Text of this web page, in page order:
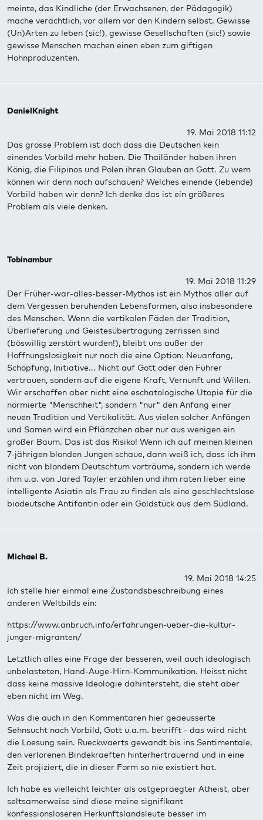
meinte, das Kindliche (der Erwachsenen, der Pädagogik)
mache verächtlich, vor allem vor den Kindern selbst. Gewisse
(Un)Arten zu leben (sic!), gewisse Gesellschaften (sic!) sowie
gewisse Menschen machen einen eben zum giftigen
Hohnproduzenten.
DanielKnight
19. Mai 2018 11:12
Das grosse Problem ist doch dass die Deutschen kein
einendes Vorbild mehr haben. Die Thailänder haben ihren
König, die Filipinos und Polen ihren Glauben an Gott. Zu wem
können wir denn noch aufschauen? Welches einende (lebende)
Vorbild haben wir denn? Ich denke das ist ein größeres
Problem als viele denken.
Tobinambur
19. Mai 2018 11:29
Der Früher-war-alles-besser-Mythos ist ein Mythos aller auf
dem Vergessen beruhenden Lebensformen, also insbesondere
des Menschen. Wenn die vertikalen Fäden der Tradition,
Überlieferung und Geistesübertragung zerrissen sind
(böswillig zerstört wurden!), bleibt uns außer der
Hoffnungslosigkeit nur noch die eine Option: Neuanfang,
Schöpfung, Initiative... Nicht auf Gott oder den Führer
vertrauen, sondern auf die eigene Kraft, Vernunft und Willen.
Wir erschaffen aber nicht eine eschatologische Utopie für die
normierte "Menschheit", sondern "nur" den Anfang einer
neuen Tradition und Vertikalität. Aus vielen solcher Anfängen
und Samen wird ein Pflänzchen aber nur aus wenigen ein
großer Baum. Das ist das Risiko! Wenn ich auf meinen kleinen
7-jährigen blonden Jungen schaue, dann weiß ich, dass ich ihm
nicht von blondem Deutschtum vorträume, sondern ich werde
ihm u.a. von Jared Tayler erzählen und ihm raten lieber eine
intelligente Asiatin als Frau zu finden als eine geschlechtslose
biodeutsche Antifantin oder ein Goldstück aus dem Südland.
Michael B.
19. Mai 2018 14:25
Ich stelle hier einmal eine Zustandsbeschreibung eines
anderen Weltbilds ein:
https://www.anbruch.info/erfahrungen-ueber-die-kultur-
junger-migranten/
Letztlich alles eine Frage der besseren, weil auch ideologisch
unbelasteten, Hand-Auge-Hirn-Kommunikation. Heisst nicht
dass keine massive Ideologie dahintersteht, die steht aber
eben nicht im Weg.
Was die auch in den Kommentaren hier geaeusserte
Sehnsucht nach Vorbild, Gott u.a.m. betrifft - das wird nicht
die Loesung sein. Rueckwaerts gewandt bis ins Sentimentale,
den verlorenen Bindekraeften hinterhertrauernd und in eine
Zeit projiziert, die in dieser Form so nie existiert hat.
Ich habe es vielleicht leichter als ostgepraegter Atheist, aber
seltsamerweise sind diese meine signifikant
konfessionsloseren Herkunftslandsleute besser im